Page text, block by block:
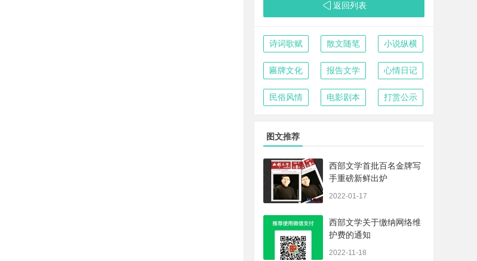
返回列表
诗词歌赋 散文随笔 小说纵横
匾牌文化 报告文学 心情日记
民俗风情 电影剧本 打赏公示
图文推荐
西部文学首批百名金牌写
手重磅新鲜出炉
2022-01-17
西部文学关于缴纳网络维
护费的通知
2022-11-18